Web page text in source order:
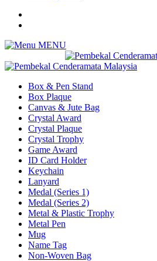
MENU
Box & Pen Stand
Box Plaque
Canvas & Jute Bag
Crystal Award
Crystal Plaque
Crystal Trophy
Game Award
ID Card Holder
Keychain
Lanyard
Medal (Series 1)
Medal (Series 2)
Metal & Plastic Trophy
Metal Pen
Mug
Name Tag
Non-Woven Bag